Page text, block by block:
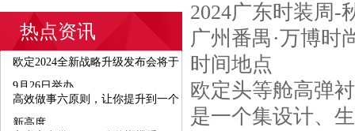
热点资讯
欧定2024全新战略升级发布会将于
9月26日举办
高效做事六原则，让你提升到一个
新高度
2024广东时装周-
广州番禺·万博时
时间地点
欧定头等舱高弹
是一个集设计、